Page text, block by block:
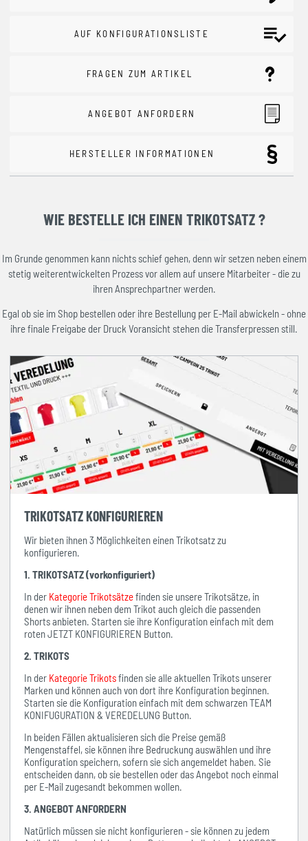
AUF KONFIGURATIONSLISTE
FRAGEN ZUM ARTIKEL
ANGEBOT ANFORDERN
HERSTELLER INFORMATIONEN
WIE BESTELLE ICH EINEN TRIKOTSATZ ?
Im Grunde genommen kann nichts schief gehen, denn wir setzen neben einem
stetig weiterentwickelten Prozess vor allem auf unsere Mitarbeiter - die zu
ihren Ansprechpartner werden.
Egal ob sie im Shop bestellen oder ihre Bestellung per E-Mail abwickeln - ohne
ihre finale Freigabe der Druck Voransicht stehen die Transferpressen still.
TRIKOTSATZ KONFIGURIEREN
Wir bieten ihnen 3 Möglichkeiten einen Trikotsatz zu
konfigurieren.
1. TRIKOTSATZ (vorkonfiguriert)
In der Kategorie Trikotsätzefinden sie unsere Trikotsätze, in
denen wir ihnen neben dem Trikot auch gleich die passenden
Shorts anbieten. Starten sie ihre Konfiguration einfach mit dem
roten JETZT KONFIGURIEREN Button.
2. TRIKOTS
In der Kategorie Trikotsfinden sie alle aktuellen Trikots unserer
Marken und können auch von dort ihre Konfiguration beginnen.
Starten sie die Konfiguration einfach mit dem schwarzen TEAM
KONIFUGURATION & VEREDELUNG Button.
In beiden Fällen aktualisieren sich die Preise gemäß
Mengenstaffel, sie können ihre Bedruckung auswählen und ihre
Konfiguration speichern, sofern sie sich angemeldet haben. Sie
entscheiden dann, ob sie bestellen oder das Angebot noch einmal
per E-Mail zugesandt bekommen wollen.
3. ANGEBOT ANFORDERN
Natürlich müssen sie nicht konfigurieren - sie können zu jedem